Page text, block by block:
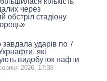
через
обстріл стадіону
ударів по 7
які
видобуток нафти
2026, 17:38